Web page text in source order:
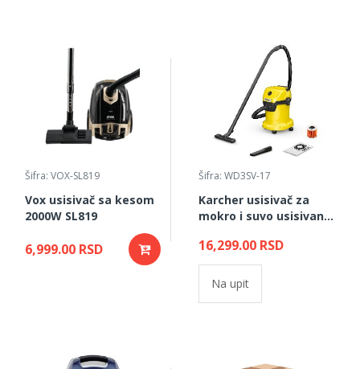
Šifra: VOX-SL819
Vox usisivač sa kesom
2000W SL819
6,999.00 RSD
Šifra: WD3SV-17
Karcher usisivač za
mokro i suvo usisivanje
16,299.00 RSD
Na upit